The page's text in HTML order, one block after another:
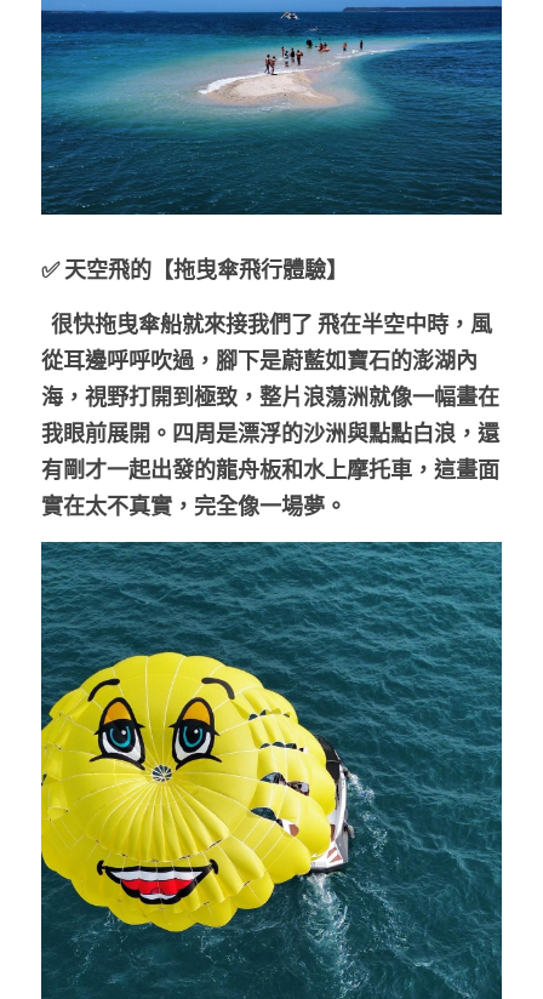
✅ 天空飛的【拖曳傘飛行體驗】
從耳邊呼呼吹過，腳下是蔚藍如寶石的澎湖內
海，視野打開到極致，整片浪蕩洲就像一幅畫在
我眼前展開。四周是漂浮的沙洲與點點白浪，還
有剛才一起出發的龍舟板和水上摩托車，這畫面
實在太不真實，完全像一場夢。